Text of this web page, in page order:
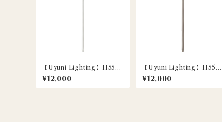
【Uyuni Lighting】H55c
m / LEDトールテーパーキ
ャンドル / ノルディックホワ
¥12,000
【Uyuni Lighting】H55c
m / LEDトールテーパーキ
ャンドル / サンドストーン /
¥12,000